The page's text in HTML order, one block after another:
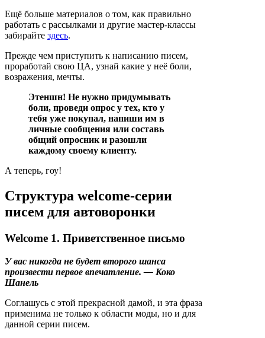
Ещё больше материалов о том, как правильно
работать с рассылками и другие мастер-классы
забирайте здесь.
Прежде чем приступить к написанию писем,
проработай свою ЦА, узнай какие у неё боли,
возражения, мечты.
Этеншн! Не нужно придумывать
боли, проведи опрос у тех, кто у
тебя уже покупал, напиши им в
личные сообщения или составь
общий опросник и разошли
каждому своему клиенту.
А теперь, гоу!
Структура welcome-серии
писем для автоворонки
Welcome 1. Приветственное письмо
У вас никогда не будет второго шанса
произвести первое впечатление. — Коко
Шанель
Соглашусь с этой прекрасной дамой, и эта фраза
применима не только к области моды, но и для
данной серии писем.